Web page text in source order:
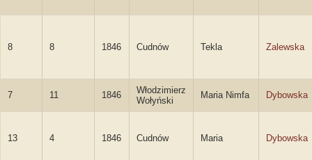
8 8 1846 Cudnów Tekla Zalewska
7 11 1846
Włodzimierz
Wołyński
Maria Nimfa Dybowska
13 4 1846 Cudnów Maria Dybowska